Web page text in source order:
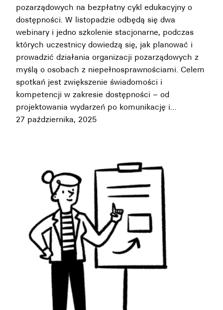
pozarządowych na bezpłatny cykl edukacyjny o
dostępności. W listopadzie odbędą się dwa
webinary i jedno szkolenie stacjonarne, podczas
których uczestnicy dowiedzą się, jak planować i
prowadzić działania organizacji pozarządowych z
myślą o osobach z niepełnosprawnościami. Celem
spotkań jest zwiększenie świadomości i
kompetencji w zakresie dostępności – od
projektowania wydarzeń po komunikację i…
27 października, 2025